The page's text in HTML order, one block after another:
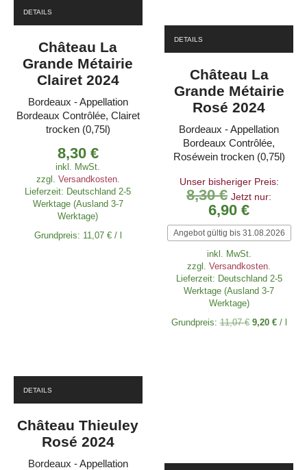
DETAILS
Château La
Grande Métairie
Clairet 2024
Bordeaux - Appellation
Bordeaux Contrôlée, Clairet
trocken (0,75l)
8,30 €
inkl. MwSt.
zzgl. Versandkosten.
Lieferzeit: Deutschland 2-5
Werktage (Ausland 3-7
Werktage)
Grundpreis: 11,07 €/
DETAILS
Château La
Grande Métairie
Rosé 2024
Bordeaux - Appellation
Bordeaux Contrôlée,
Roséwein trocken (0,75l)
Unser bisheriger Preis:
8,30€
Preis
war:
8,30 €
Jetzt nur:
6,90€
Angebot gültig bis 31.08.2026
inkl. MwSt.
zzgl.Versandkosten.
Lieferzeit: Deutschland 2-5
Werktage (Ausland 3-7
Werktage)
Grundpreis:11,07€ 9,20 €/
DETAILS
Château Thieuley
Rosé 2024
Bordeaux - Appellation